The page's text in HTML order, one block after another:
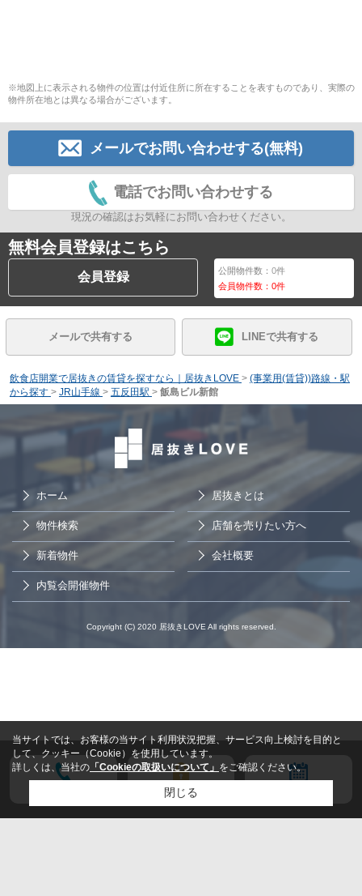
※地図上に表示される物件の位置は付近住所に所在することを表すものであり、実際の
物件所在地とは異なる場合がございます。
メールでお問い合わせする(無料)
電話でお問い合わせする
現況の確認はお気軽にお問い合わせください。
無料会員登録はこちら
会員登録 公開物件数：0件
会員物件数：0件
メールで共有する LINEで共有する
飲食店開業で居抜きの賃貸を探すなら｜居抜きLOVE > (事業用(賃貸))路線・駅
から探す > JR山手線 > 五反田駅 > 飯島ビル新館
ホーム 居抜きとは
物件検索 店舗を売りたい方へ
新着物件 会社概要
内覧会開催物件
会員登録
Copyright (C) 2020 居抜きLOVE All rights reserved.
当サイトでは、お客様の当サイト利用状況把握、サービス向上検討を目的と
して、クッキー（Cookie）を使用しています。
詳しくは、当社の 「Cookieの取扱いについて」 をご確認ください。
閉じる